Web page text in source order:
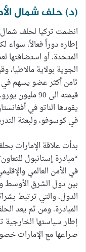
(د) حلف شمال
إطاره دوراً فعالاً، سواء
المتحدة. أو استضافتها
الجوية بولاية مالاطيا،
ثامن أكثر عضو يسهم
قيمته الى 90
يقودها الناتو في
في كوسوفو، ولبعثة
“مبادرة إستانبول
في الأمن العالمي
بين دول الشرق الأوسط
الدول، والتي ترتبط
المبادرة. ومن ثم يعد
إطار سياستها
صراعها مع الإمارات